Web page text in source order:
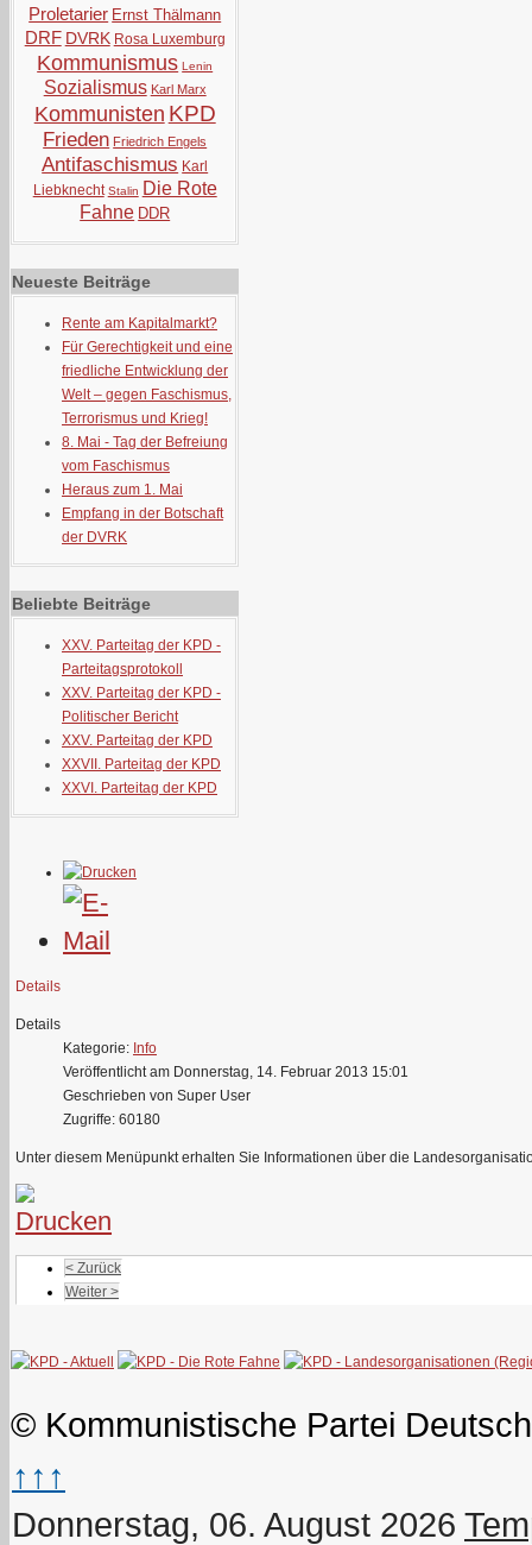
Proletarier Ernst Thälmann
DRF DVRK Rosa Luxemburg
Kommunismus Lenin
Sozialismus Karl Marx
Kommunisten KPD
Frieden Friedrich Engels
Antifaschismus Karl
Liebknecht Stalin Die Rote
Fahne DDR
Neueste Beiträge
Rente am Kapitalmarkt?
Für Gerechtigkeit und eine
friedliche Entwicklung der
Welt – gegen Faschismus,
Terrorismus und Krieg!
8. Mai - Tag der Befreiung
vom Faschismus
Heraus zum 1. Mai
Empfang in der Botschaft
der DVRK
Beliebte Beiträge
XXV. Parteitag der KPD -
Parteitagsprotokoll
XXV. Parteitag der KPD -
Politischer Bericht
XXV. Parteitag der KPD
XXVII. Parteitag der KPD
XXVI. Parteitag der KPD
Details
Details
Kategorie: Info
Veröffentlicht am Donnerstag, 14. Februar 2013 15:01
Geschrieben von Super User
Zugriffe: 60180
Unter diesem Menüpunkt erhalten Sie Informationen über die
< Zurück
Weiter >
© Kommunistische Partei
↑↑↑
Donnerstag, 06. August 2026